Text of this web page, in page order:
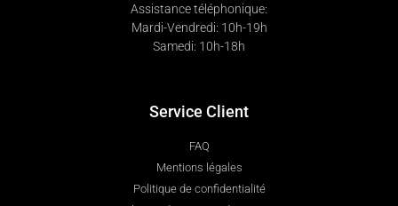
Assistance téléphonique:
Mardi-Vendredi: 10h-19h
Samedi: 10h-18h
Service Client
FAQ
Mentions légales
Politique de confidentialité